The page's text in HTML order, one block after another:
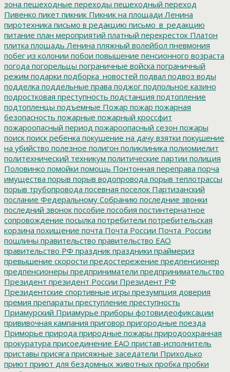
зона пешеходные переходы пешеходный переход
Пивенко пикет пикник Пикник на площади Ленина
пиротехника письмо в редакцию письмо_в_редакцию
питание план мероприятий платный перекресток Платон
плитка площадь Ленина пляжный волейбол пневмония
побег из колонии побои повышение пенсионного возраста
погода погорельцы пограничные войска пограничный
режим подарки подборка_новостей подвал подвоз воды
подделка поддельные права поджог подпольное казино
подростковая преступность подстанция подтопление
подтопленцы подъемные Пожар пожар пожарная
безопасность пожарные пожарный кроссфит
пожароопасный период пожароопасный сезон пожары
поиск поиск ребенка покушение на дачу взятки покушение
на убийство полезное полигон поликлиника полиомиелит
политехнический техникум политические партии полиция
Половинко помойки помощь Понтонная переправа порча
имущества порыв порыв водопровода порыв теплотрассы
порыв трубопровода посевная поселок Партизанский
послание Федеральному Собранию последние звонки
последний звонок пособие пособия постинтернатное
сопровождение посылка потребители потребительская
корзина похищение почта Почта России Почта_России
пошлины правительство правительство ЕАО
правительство РФ праздник праздники праймериз
превышение скорости предостережение предпенсионер
предпенсионеры предприниматели предпринимательство
Президент президент России Президент РФ
Президентские спортивные игры презумпция доверия
премия препараты преступление преступность
Приамурский Приамурье приборы фотовидеофиксации
прививочная кампания приговор пригородные поезда
Приморье природа природные пожары природоохранная
прокуратура присоединение ЕАО пристав-исполнитель
приставы присяга присяжные заседатели Приходько
приют приют для бездомных животных пробка пробки